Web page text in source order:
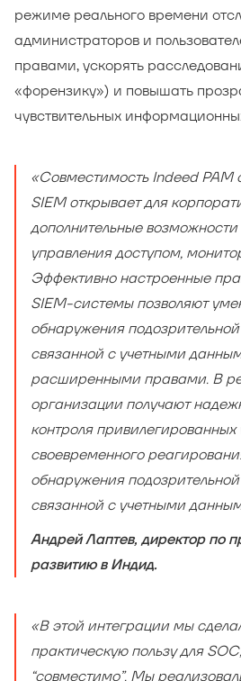
режиме реального времени
администраторов и
правами, ускорять
«форензику») и повышать
чувствительных
«Совместимость Indeed PAM
SIEM открывает для
дополнительные возможности
управления доступом,
Эффективно настроенные
SIEM-системы позволяют
обнаружения подозрительной
связанной с учетными
расширенными правами. В
организации получают
контроля
своевременного
обнаружения подозрительной
связанной с учетными
Андрей Лаптев, директор по
развитию в Индид.
«В этой интеграции мы
практическую пользу для
“совместимо”. Мы